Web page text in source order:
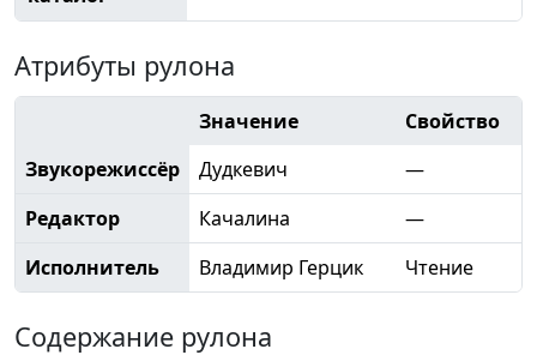
Атрибуты рулона
Значение
Свойство
Звукорежиссёр
Дудкевич
—
Редактор
Качалина
—
Исполнитель
Владимир Герцик Чтение
Содержание рулона